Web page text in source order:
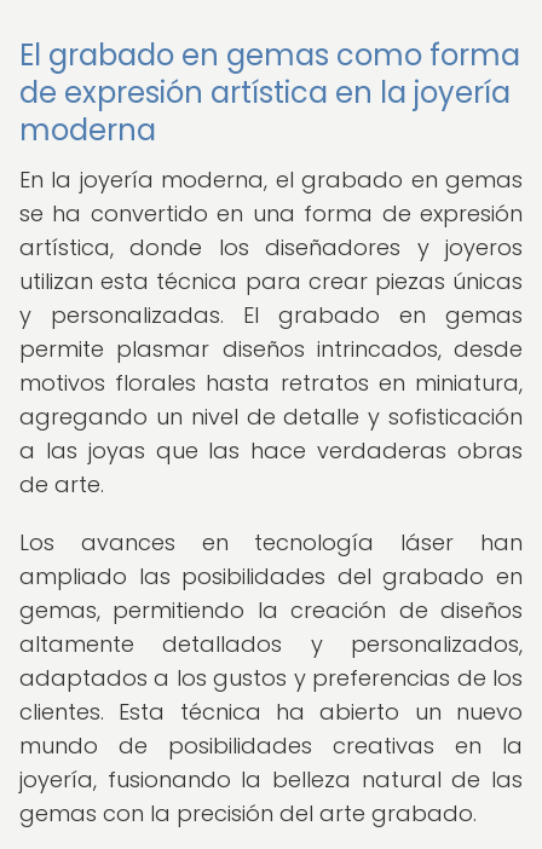
El grabado en gemas como forma
de expresión artística en la joyería
moderna
En la joyería moderna, el grabado en gemas
se ha convertido en una forma de expresión
artística, donde los diseñadores y joyeros
utilizan esta técnica para crear piezas únicas
y personalizadas. El grabado en gemas
permite plasmar diseños intrincados, desde
motivos florales hasta retratos en miniatura,
agregando un nivel de detalle y sofisticación
a las joyas que las hace verdaderas obras
de arte.
Los avances en tecnología láser han
ampliado las posibilidades del grabado en
gemas, permitiendo la creación de diseños
altamente detallados y personalizados,
adaptados a los gustos y preferencias de los
clientes. Esta técnica ha abierto un nuevo
mundo de posibilidades creativas en la
joyería, fusionando la belleza natural de las
gemas con la precisión del arte grabado.